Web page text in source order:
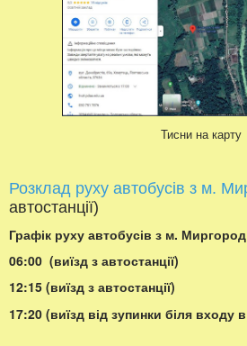
Тисни на карту
Розклад руху автобусів з м.
автостанції)
Графік руху автобусів з м.
06:00 (виїзд з автостанції)
12:15 (виїзд з автостанції)
17:20 (виїзд від зупинки біля